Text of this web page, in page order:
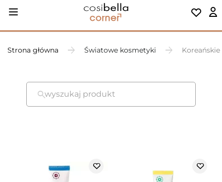
Strona główna Światowe kosmetyki
wyszukaj produkt